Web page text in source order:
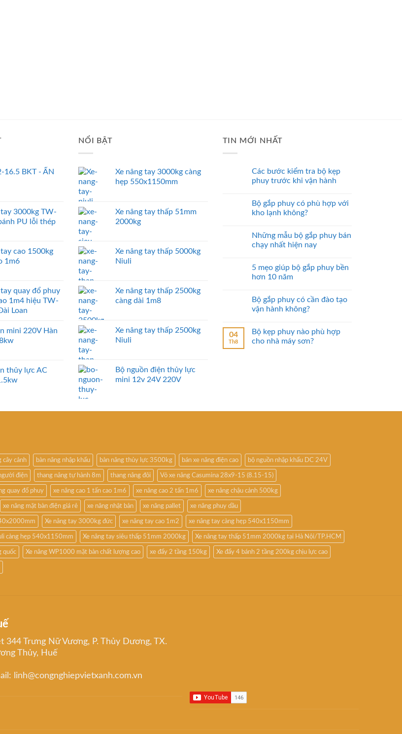
16.5 BKT - ẤN
tay 3000kg TW-
PU lỗi thép
cao 1500kg
1m6
tay quay đổ phuy
1m4 hiệu TW-
Loan
mini 220V Hàn
thủy lực AC
NỔI BẬT
Xe nâng tay 3000kg càng
hẹp 550x1150mm
Xe nâng tay thấp 51mm
2000kg
Xe nâng tay thấp 5000kg
Niuli
Xe nâng tay thấp 2500kg
càng dài 1m8
Xe nâng tay thấp 2500kg
Niuli
Bộ nguồn điện thủy lực
mini 12v 24V 220V
TIN MỚI NHẤT
Các bước kiểm tra bộ kẹp
phuy trước khi vận hành
Bộ gắp phuy có phù hợp với
kho lạnh không?
Những mẫu bộ gắp phuy bán
chạy nhất hiện nay
5 mẹo giúp bộ gắp phuy bền
hơn 10 năm
Bộ gắp phuy có cần đào tạo
vận hành không?
04
Th8
Bộ kẹp phuy nào phù hợp
cho nhà máy sơn?
cây cảnh bàn nâng nhập khẩu bàn nâng thủy lực 3500kg bán xe nâng điện cao bộ nguồn nhập khẩu DC 24V
điện thang nâng tự hành 8m thang nâng đôi Vỏ xe nâng Casumina 28x9-15 (8.15-15)
quay đổ phuy xe nâng cao 1 tấn cao 1m6 xe nâng cao 2 tấn 1m6 xe nâng chậu cảnh 500kg
xe nâng mặt bàn điện giá rẻ xe nâng nhật bản xe nâng pallet xe nâng phuy dầu
Xe nâng tay 3000kg đức xe nâng tay cao 1m2 xe nâng tay càng hẹp 540x1150mm
càng hẹp 540x1150mm Xe nâng tay siêu thấp 51mm 2000kg Xe nâng tay thấp 51mm 2000kg tại Hà Nội/TP.HCM
quốc Xe nâng WP1000 mặt bàn chất lượng cao xe đẩy 2 tầng 150kg Xe đẩy 4 bánh 2 tầng 200kg chịu lực cao
344 Trưng Nữ Vương, P. Thủy Dương, TX.
Thủy, Huế
linh@congnghiepvietxanh.com.vn